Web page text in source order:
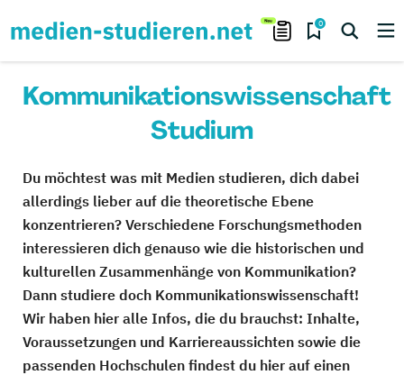
0
Kommunikationswissenschaft
Studium
Du möchtest was mit Medien studieren, dich dabei
allerdings lieber auf die theoretische Ebene
konzentrieren? Verschiedene Forschungsmethoden
interessieren dich genauso wie die historischen und
kulturellen Zusammenhänge von Kommunikation?
Dann studiere doch Kommunikationswissenschaft!
Wir haben hier alle Infos, die du brauchst: Inhalte,
Voraussetzungen und Karriereaussichten sowie die
passenden Hochschulen findest du hier auf einen